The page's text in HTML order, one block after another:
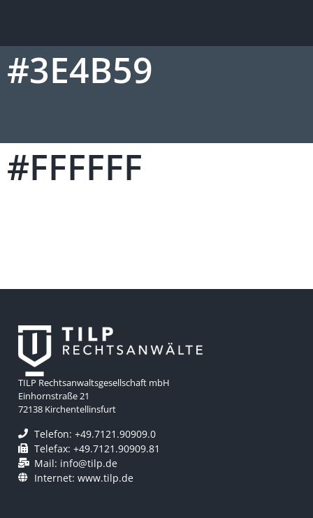
#3E4B59
#FFFFFF
TILP Rechtsanwaltsgesellschaft mbH
Einhornstraße 21
72138 Kirchentellinsfurt
Telefon: +49.7121.90909.0
Telefax: +49.7121.90909.81
Mail: info@tilp.de
Internet: www.tilp.de